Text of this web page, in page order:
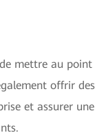
mettre au point
offrir des
et assurer une